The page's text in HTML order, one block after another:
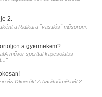
2.
a Ridikül a ˝vasalós˝ műsorom.
a gyermekem?
műsor sporttal kapcsolatos
és Olvasók! A barátnőméknél 2